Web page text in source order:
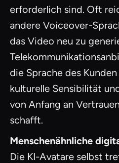
erforderlich sind. Oft
andere Voiceover-
das Video neu zu
die Sprache des
kulturelle Sensibilität
von Anfang an
schafft.
Menschenähnliche
Die KI-Avatare selbst